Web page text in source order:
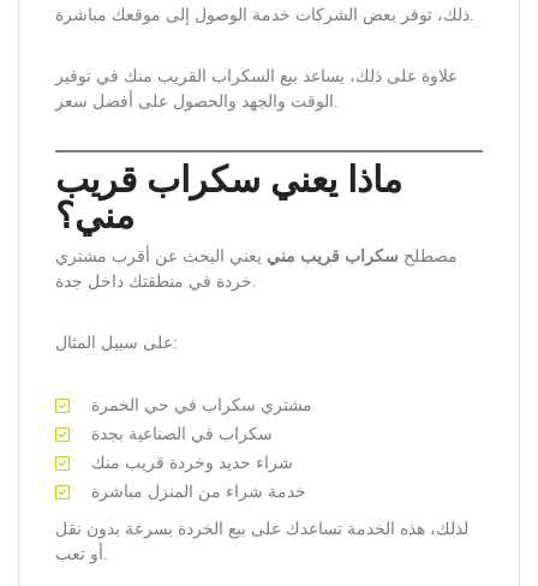
ذلك، توفر بعض الشركات خدمة الوصول إلى موقعك مباشرة.
علاوة على ذلك، يساعد بيع السكراب القريب منك في توفير
الوقت والجهد والحصول على أفضل سعر.
ماذا يعني سكراب قريب
مني؟
مصطلح سكراب قريب مني يعني البحث عن أقرب مشتري
خردة في منطقتك داخل جدة.
على سبيل المثال:
مشتري سكراب في حي الخمرة
سكراب في الصناعية بجدة
شراء حديد وخردة قريب منك
خدمة شراء من المنزل مباشرة
لذلك، هذه الخدمة تساعدك على بيع الخردة بسرعة بدون نقل
أو تعب.